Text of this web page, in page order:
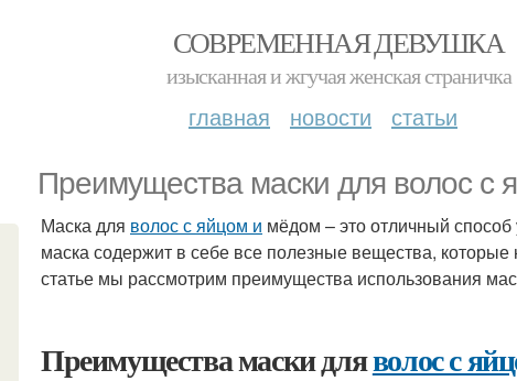
СОВРЕМЕННАЯ ДЕВУШКА
изысканная и жгучая женская страничка
главная новости статьи
Преимущества маски для волос с
Маска для волос с яйцом и мёдом – это отличный
маска содержит в себе все полезные вещества,
статье мы рассмотрим преимущества использования
Преимущества маски дляволос с